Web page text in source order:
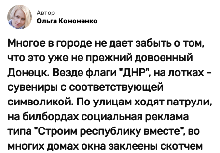
Автор
Ольга Кононенко
Многое в городе не дает забыть о том,
что это уже не прежний довоенный
Донецк. Везде флаги "ДНР", на лотках -
сувениры с соответствующей
символикой. По улицам ходят патрули,
на билбордах социальная реклама
типа "Строим республику вместе", во
многих домах окна заклеены скотчем